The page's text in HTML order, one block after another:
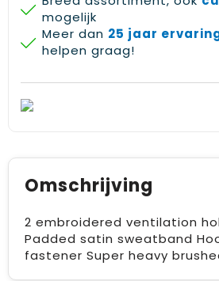
mogelijk
Meer dan 25 jaar
helpen graag!
Omschrijving
2 embroidered ventilation
Padded satin sweatband
fastener Super heavy